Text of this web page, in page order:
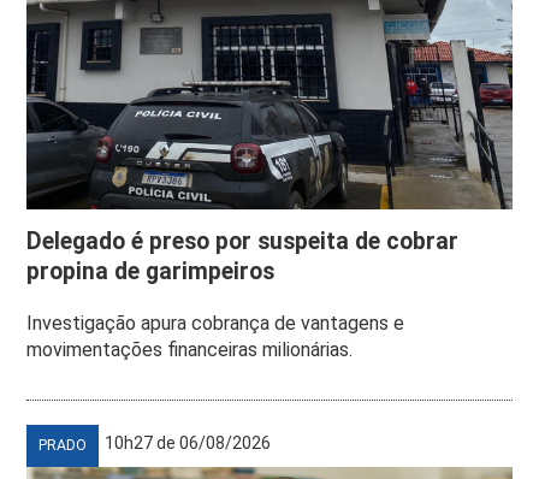
Delegado é preso por suspeita de cobrar
propina de garimpeiros
Investigação apura cobrança de vantagens e
movimentações financeiras milionárias.
PRADO 10h27 de 06/08/2026